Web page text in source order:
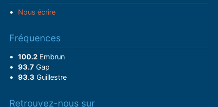
Nous écrire
Fréquences
100.2Embrun
93.7 Gap
93.3 Guillestre
Retrouvez-nous sur